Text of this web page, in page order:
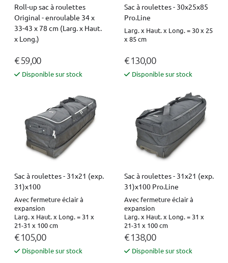
Roll-up sac à roulettes
Original - enroulable 34 x
33-43 x 78 cm (Larg. x Haut.
x Long.)
€ 59,00
Disponible sur stock
Sac à roulettes - 30x25x85
Pro.Line
Larg. x Haut. x Long. = 30 x 25
x 85 cm
€ 130,00
Disponible sur stock
Sac à roulettes - 31x21 (exp.
31)x100
Avec fermeture éclair à
expansion
Larg. x Haut. x Long. = 31 x
21-31 x 100 cm
€ 105,00
Disponible sur stock
Sac à roulettes - 31x21 (exp.
31)x100 Pro.Line
Avec fermeture éclair à
expansion
Larg. x Haut. x Long. = 31 x
21-31 x 100 cm
€ 138,00
Disponible sur stock